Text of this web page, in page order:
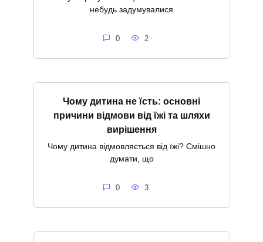
небудь задумувалися
0 2
Чому дитина не їсть: основні
причини відмови від їжі та шляхи
вирішення
Чому дитина відмовляється від їжі? Смішно
думати, що
0 3